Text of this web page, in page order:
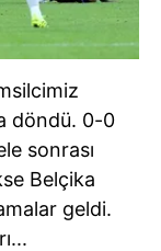
döndü. 0-0
sonrası
Belçika
geldi.